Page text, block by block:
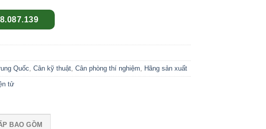
Quốc Cân kỹ thuật Cân phòng thí nghiệm Hãng sản xuất
tử
BAO GỒM